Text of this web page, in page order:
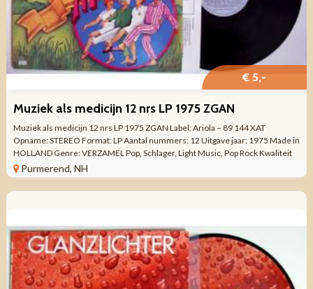
€ 5,-
Muziek als medicijn 12 nrs LP 1975 ZGAN
Muziek als medicijn 12 nrs LP 1975 ZGAN Label: Ariola – 89 144 XAT
Opname: STEREO Format: LP Aantal nummers: 12 Uitgave jaar: 1975 Made in
HOLLAND Genre: VERZAMEL Pop, Schlager, Light Music, Pop Rock Kwaliteit
ZO GOED ALS ...
Purmerend, NH